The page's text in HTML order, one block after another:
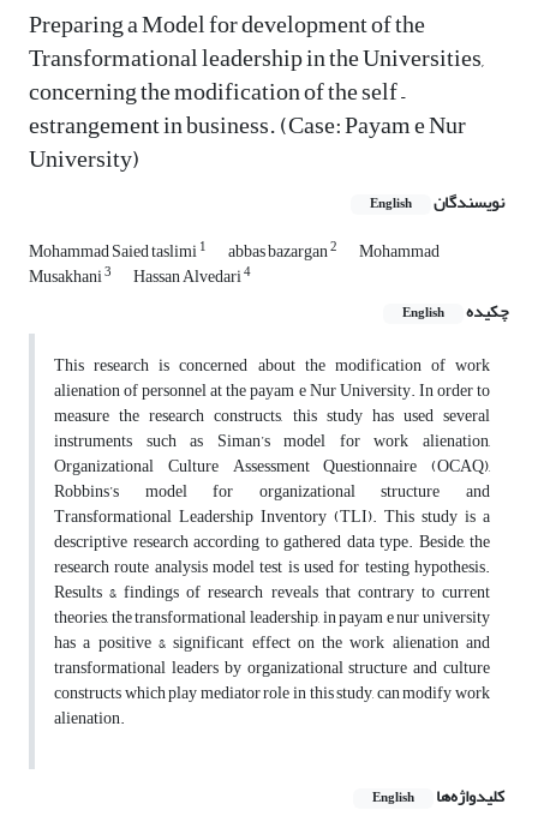
Preparing a Model for development of the
Transformational leadership in the Universities,
concerning the modification of the self –
estrangement in business. (Case: Payam e Nur
University)
نویسندگان English
Mohammad Saied taslimi1 abbas bazargan2 Mohammad
Musakhani3 Hassan Alvedari4
چکیده English
This research is concerned about the modification of work
alienation of personnel at the payam e Nur University. In order to
measure the research constructs, this study has used several
instruments such as Siman’s model for work alienation,
Organizational Culture Assessment Questionnaire (OCAQ),
Robbins’s model for organizational structure and
Transformational Leadership Inventory (TLI). This study is a
descriptive research according to gathered data type. Beside, the
research route analysis model test is used for testing hypothesis.
Results & findings of research reveals that contrary to current
theories, the transformational leadership, in payam e nur university
has a positive & significant effect on the work alienation and
transformational leaders by organizational structure and culture
constructs which play mediator role in this study, can modify work
alienation.
کلیدواژه‌ها English